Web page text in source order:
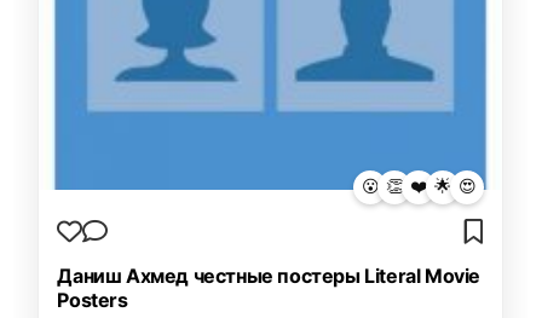
😮 👏 ❤️ 🌟 😍
Даниш Ахмед честные постеры Literal Movie
Posters